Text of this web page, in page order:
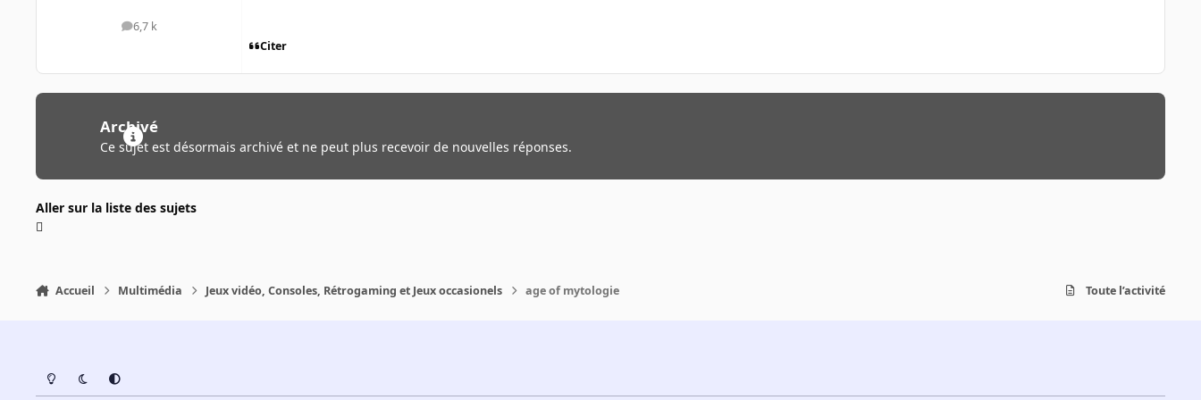
6,7 k
messages
Citer
Archivé
Ce sujet est désormais archivé et ne peut plus recevoir de nouvelles réponses.
Aller sur la liste des sujets
Accueil Multimédia Jeux vidéo, Consoles, Rétrogaming et Jeux occasionels age of mytologie Toute l’activité
Light ModeDark ModeSystem Preference